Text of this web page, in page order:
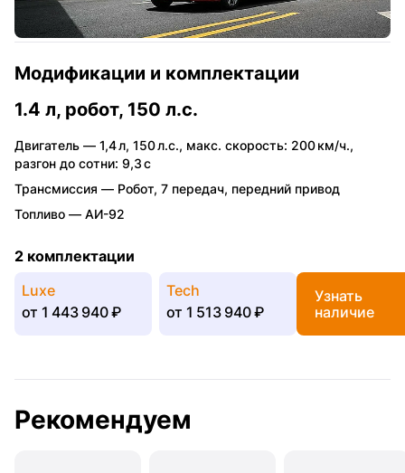
Модификации и комплектации
1.4 л, робот, 150 л.с.
Двигатель — 1,4 л, 150 л.с., макс. скорость: 200 км/ч.,
разгон до сотни: 9,3 с
Трансмиссия — Робот, 7 передач, передний привод
Топливо — АИ-92
2 комплектации
Luxe
от 1 443 940 ₽
Tech
от 1 513 940 ₽
Узнать
наличие
Рекомендуем